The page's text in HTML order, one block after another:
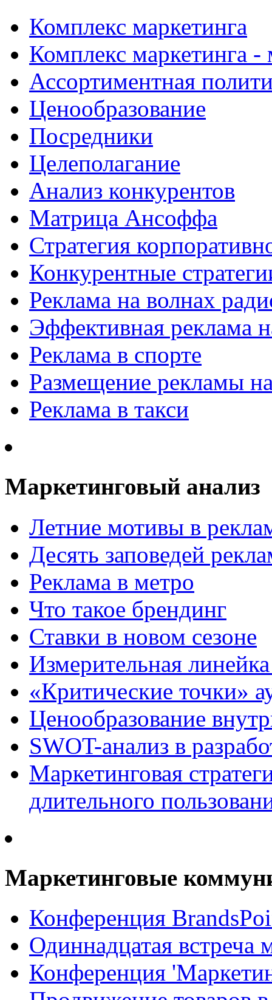
Комплекс маркетинга
Комплекс маркетинга
Ассортиментная
Ценообразование
Посредники
Целеполагание
Анализ конкурентов
Матрица Ансоффа
Стратегия
Конкурентные
Реклама на волнах
Эффективная реклама
Реклама в спорте
Размещение рекламы
Реклама в такси
Маркетинговый анализ
Летние мотивы в
Десять заповедей
Реклама в метро
Что такое брендинг
Ставки в новом сезоне
Измерительная
«Критические точки»
Ценообразование
SWOT-анализ в
Маркетинговая
длительного
Маркетинговые
Конференция
Одиннадцатая
Конференция